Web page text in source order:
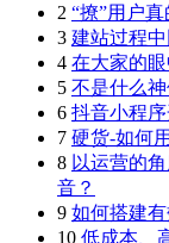
2 “撩”用户
3 建站过程
4 在大家的
5 不是什么
6 抖音小程
7 硬货-如何
8 以运营的
音？
9 如何搭建
10 低成本、